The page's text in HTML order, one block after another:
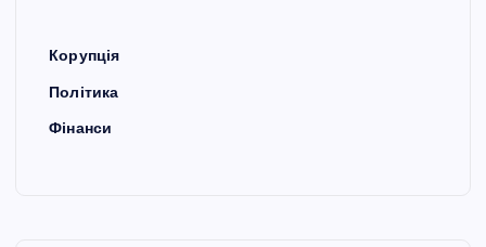
Корупція
Політика
Фінанси